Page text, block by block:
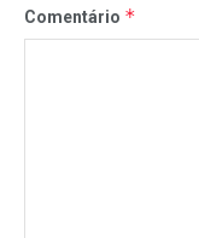
Comentário *